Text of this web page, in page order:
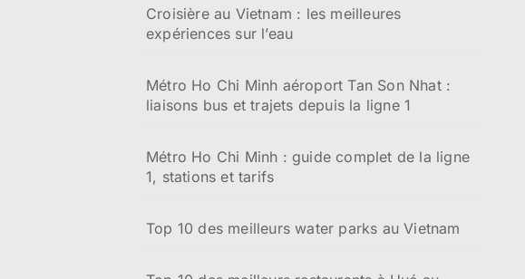
e
r
Croisière au Vietnam : les meilleures
expériences sur l’eau
Métro Ho Chi Minh aéroport Tan Son Nhat :
liaisons bus et trajets depuis la ligne 1
Métro Ho Chi Minh : guide complet de la ligne
1, stations et tarifs
Top 10 des meilleurs water parks au Vietnam